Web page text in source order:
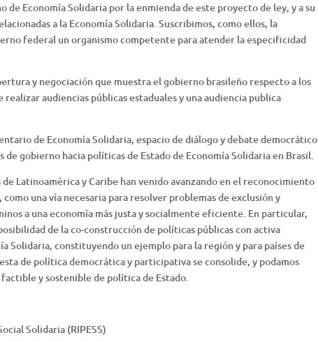
Economía Solidaria por la enmienda de este proyecto de ley, y a su
a la Economía Solidaria. Suscribimos, como ellos, la
federal un organismo competente para atender la especificidad
y negociación que muestra el gobierno brasileño respecto a los
audiencias públicas estaduales y una audiencia publica
de Economía Solidaria, espacio de diálogo y debate democrático
gobierno hacia políticas de Estado de Economía Solidaria en Brasil.
Latinoamérica y Caribe han venido avanzando en el reconocimiento
una vía necesaria para resolver problemas de exclusión y
a una economía más justa y socialmente eficiente. En particular,
de la co-construcción de políticas públicas con activa
Solidaria, constituyendo un ejemplo para la región y para países de
de política democrática y participativa se consolide, y podamos
y sostenible de política de Estado.
Solidaria (RIPESS)